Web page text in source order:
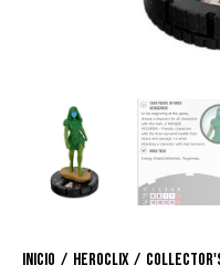
Inicio Heroclix